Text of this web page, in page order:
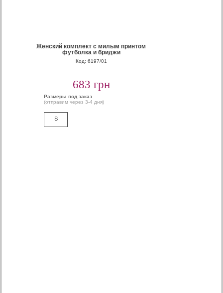
Женский комплект с милым принтом
футболка и бриджи
Код: 6197/01
683 грн
Размеры под заказ
(отправим через 3-4 дня)
S